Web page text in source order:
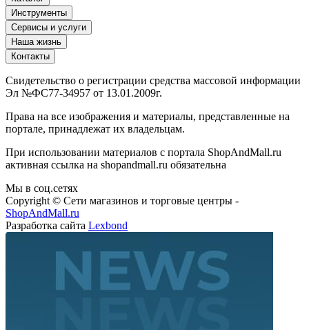
Инструменты
Сервисы и услуги
Наша жизнь
Контакты
Эл №ФС77-34957 от 13.01.2009г.
портале, принадлежат их владельцам.
активная ссылка на shopandmall.ru обязательна
Copyright © Сети магазинов и торговые центры -
ShopAndMall.ru
Разработка сайта